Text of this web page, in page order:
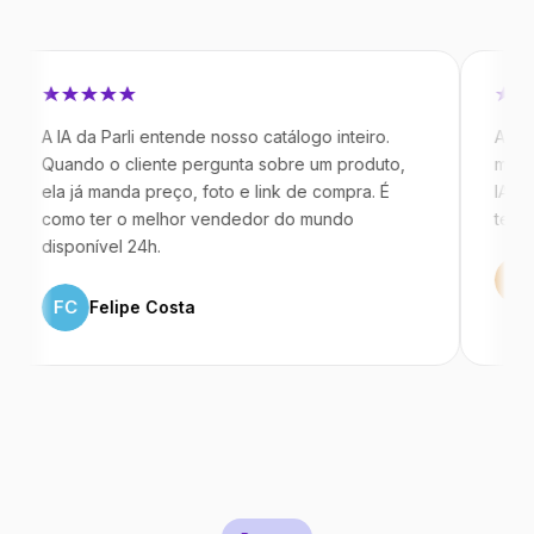
da Parli entende nosso catálogo inteiro.
o cliente pergunta sobre um produto,
já manda preço, foto e link de compra. É
ter o melhor vendedor do mundo
24h.
Felipe Costa
Antes da
mandavam
IA atende
temos 40%